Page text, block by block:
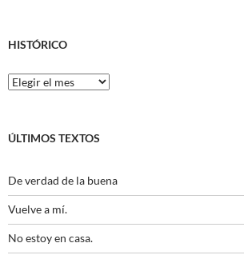
HISTÓRICO
Histórico
ÚLTIMOS TEXTOS
De verdad de la buena
Vuelve a mí.
No estoy en casa.